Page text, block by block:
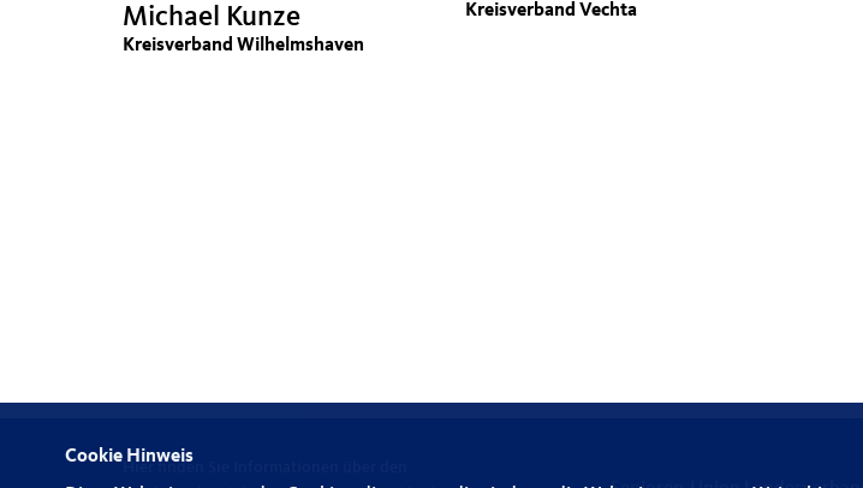
Michael Kunze
Kreisverband Wilhelmshaven
Kreisverband Vechta
Cookie Hinweis